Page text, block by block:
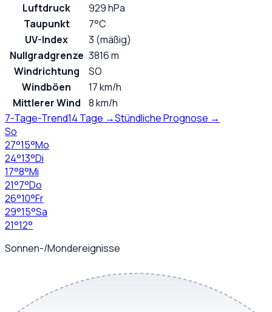
Luftdruck
929 hPa
Taupunkt
7°C
UV-Index
3 (mäßig)
Nullgradgrenze 3816 m
Windrichtung
SO
Windböen
17 km/h
Mittlerer Wind
8 km/h
7-Tage-Trend14 Tage →Stündliche Prognose →
So
27°15°Mo
24°13°Di
17°8°Mi
21°7°Do
26°10°Fr
29°15°Sa
21°12°
Sonnen-/Mondereignisse